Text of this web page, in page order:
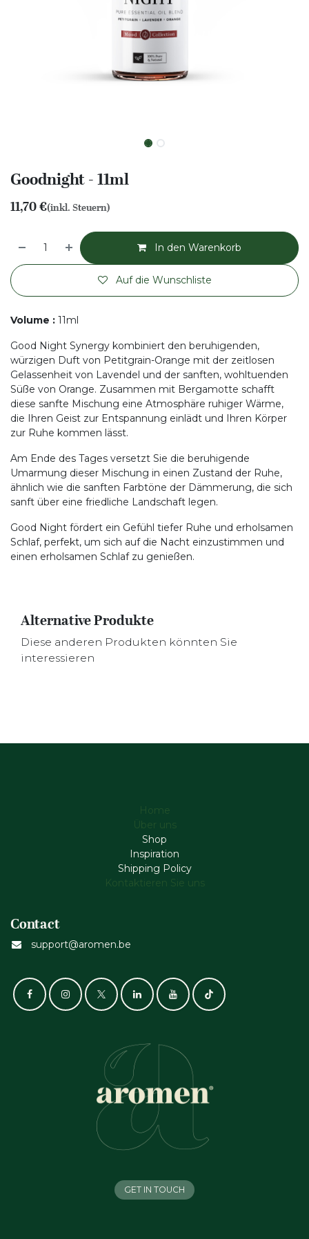
Goodnight - 11ml
11,70€(inkl. Steuern)
In den Warenkorb
Auf die Wunschliste
Volume : 11ml
Good Night Synergy kombiniert den beruhigenden,
würzigen Duft von Petitgrain-Orange mit der zeitlosen
Gelassenheit von Lavendel und der sanften, wohltuenden
Süße von Orange. Zusammen mit Bergamotte schafft
diese sanfte Mischung eine Atmosphäre ruhiger Wärme,
die Ihren Geist zur Entspannung einlädt und Ihren Körper
zur Ruhe kommen lässt.
Am Ende des Tages versetzt Sie die beruhigende
Umarmung dieser Mischung in einen Zustand der Ruhe,
ähnlich wie die sanften Farbtöne der Dämmerung, die sich
sanft über eine friedliche Landschaft legen.
Good Night fördert ein Gefühl tiefer Ruhe und erholsamen
Schlaf, perfekt, um sich auf die Nacht einzustimmen und
einen erholsamen Schlaf zu genießen.
Alternative Produkte
Diese anderen Produkten könnten Sie
interessieren
Home
Über uns
Shop
Inspiration
Shipping Policy
Kontaktieren Sie uns
Contact
support@aromen.be
GET IN TOUCH